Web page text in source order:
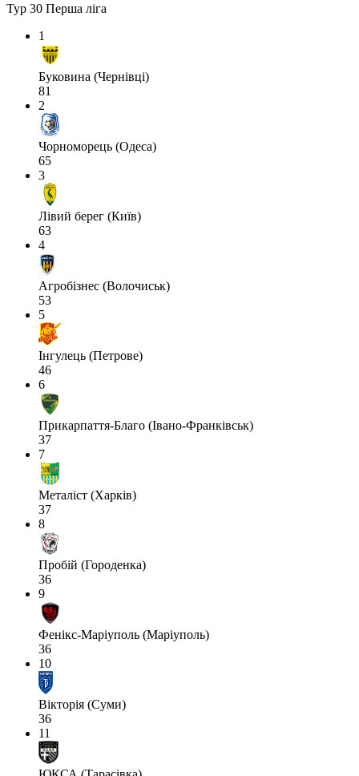
Тур 30 Перша ліга
1
Буковина (Чернівці)
81
2
Чорноморець (Одеса)
65
3
Лівий берег (Київ)
63
4
Агробізнес (Волочиськ)
53
5
Інгулець (Петрове)
46
6
Прикарпаття-Благо (Івано-Франківськ)
37
7
Металіст (Харків)
37
8
Пробій (Городенка)
36
9
Фенікс-Маріуполь (Маріуполь)
36
10
Вікторія (Суми)
36
11